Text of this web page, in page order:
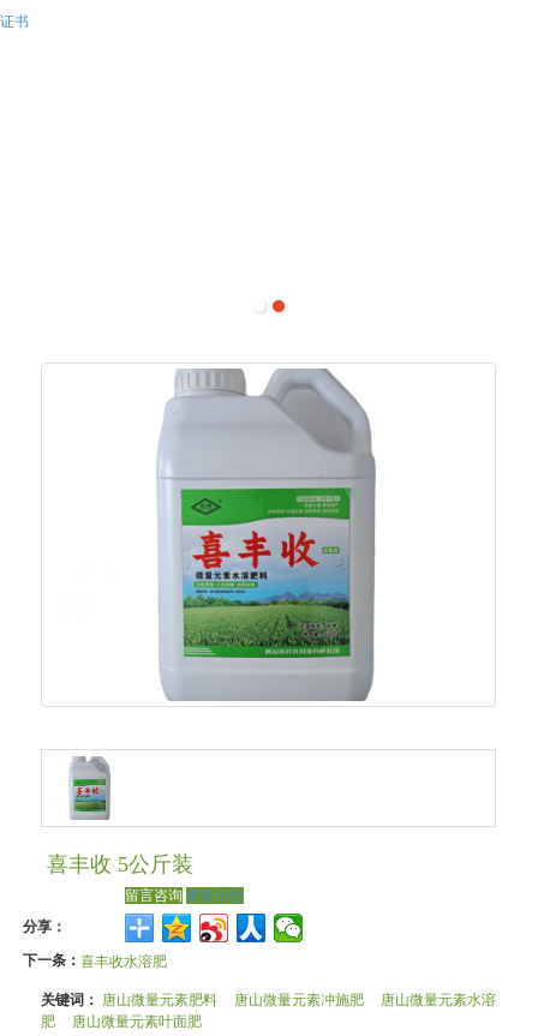
证书
喜丰收 5公斤装
留言咨询 更多信息
分享：
下一条：喜丰收水溶肥
关键词： 唐山微量元素肥料 唐山微量元素冲施肥
唐山微量元素水溶
肥
唐山微量元素叶面肥